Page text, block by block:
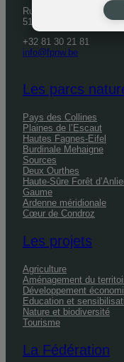
Rue de Coppin, 20
5100 Jambes
+32 81 30 21 81
info@fpnw.be
Les parcs
Pays des Collines
Plaines de l’Escaut
Hautes Fagnes-Eifel
Burdinale Mehaigne
Sources
Deux Ourthes
Haute-Sûre Forêt
Gaume
Ardenne méridionale
Cœur de Condroz
Les projets
Agriculture
Aménagement du
Développement
Education et
Nature et biodiversité
Tourisme
La Fédération